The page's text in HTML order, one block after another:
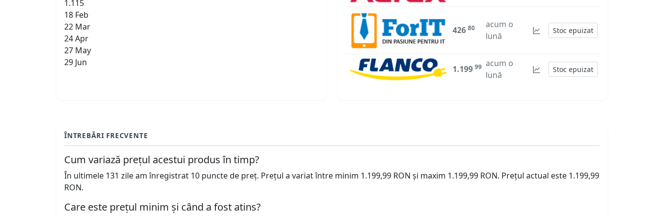
1.115
18 Feb
22 Mar
24 Apr
27 May
29 Jun
426 80
acum o
lună
Stoc epuizat
1.199 99 acum o
lună
Stoc epuizat
ÎNTREBĂRI FRECVENTE
Cum variază prețul acestui produs în timp?
În ultimele 131 zile am înregistrat 10 puncte de preț. Prețul a variat între minim 1.199,99 RON și maxim 1.199,99 RON. Prețul actual este 1.199,99
RON.
Care este prețul minim și când a fost atins?